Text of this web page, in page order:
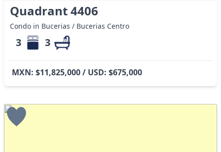
Quadrant 4406
Condo in Bucerias / Bucerias Centro
3 3
MXN: $11,825,000 / USD: $675,000